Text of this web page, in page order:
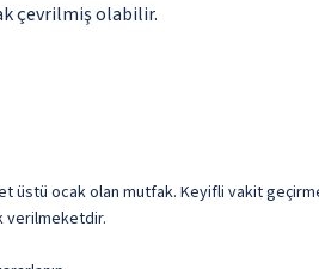
çevrilmiş olabilir.
üstü ocak olan mutfak. Keyifli vakit
verilmeketdir.